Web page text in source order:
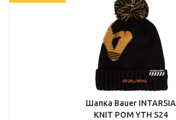
Шапка Bauer INTARSIA
KNIT POM YTH S24